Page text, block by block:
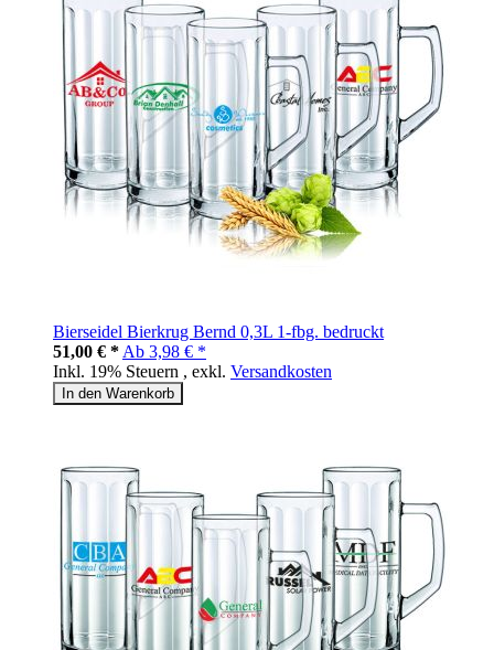
Bierseidel Bierkrug Bernd 0,3L 1-fbg. bedruckt
51,00 € * Ab 3,98 € *
Inkl. 19% Steuern , exkl. Versandkosten
In den Warenkorb